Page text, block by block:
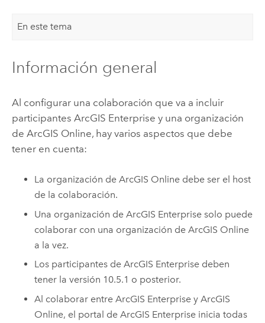
En este tema
Información general
Al configurar una colaboración que va a incluir
participantes ArcGIS Enterprise y una organización
de ArcGIS Online, hay varios aspectos que debe
tener en cuenta:
La organización deArcGIS Online debe ser el host
de la colaboración.
Una organización deArcGIS Enterprise solo puede
colaborar con una organización deArcGIS Online
a la vez.
Los participantes deArcGIS Enterprise deben
tener la versión 10.5.1 o posterior.
Al colaborar entreArcGIS Enterprise yArcGIS
Online, el portal deArcGIS Enterprise inicia todas